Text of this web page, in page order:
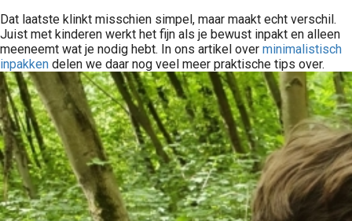
Dat laatste klinkt misschien simpel, maar maakt echt verschil.
Juist met kinderen werkt het fijn als je bewust inpakt en alleen
meeneemt wat je nodig hebt. In ons artikel over minimalistisch
inpakken delen we daar nog veel meer praktische tips over.